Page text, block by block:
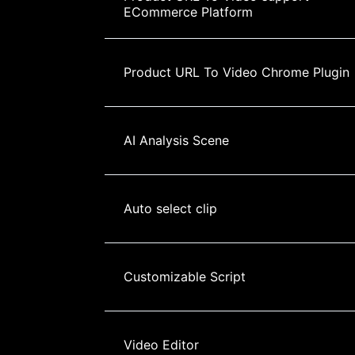
ECommerce Platform
Product URL To Video Chrome Plugin
AI Analysis Scene
Auto select clip
Customizable Script
Video Editor